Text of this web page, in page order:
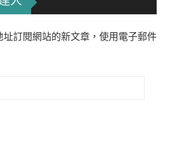
訂閱網站的新文章，使用電子郵件